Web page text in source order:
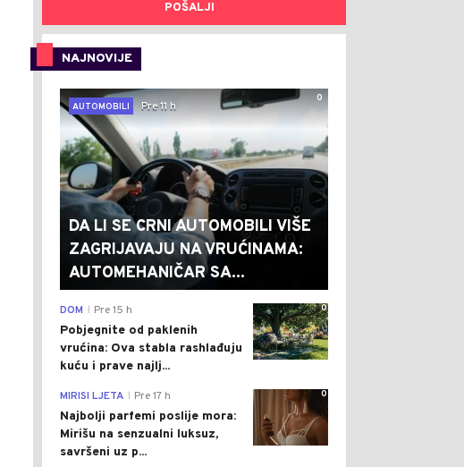
POŠALJI
NAJNOVIJE
0
AUTOMOBILI
Pre 11 h
DA LI SE CRNI AUTOMOBILI VIŠE
ZAGRIJAVAJU NA VRUĆINAMA:
AUTOMEHANIČAR SA...
0
DOM Pre 15 h
Pobjegnite od paklenih
vrućina: Ova stabla rashlađuju
kuću i prave najlj...
0
MIRISI LJETA Pre 17 h
Najbolji parfemi poslije mora:
Mirišu na senzualni luksuz,
savršeni uz p...